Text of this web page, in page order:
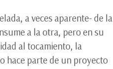
a veces aparente- de la
a la otra, pero en su
al tocamiento, la
hace parte de un proyecto